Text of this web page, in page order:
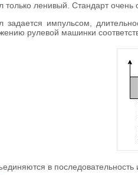
ленивый. Стандарт
задается импульсом,
рулевой машинки
в